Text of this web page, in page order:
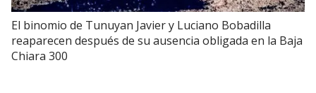
El binomio de Tunuyan Javier y Luciano Bobadilla
reaparecen después de su ausencia obligada en la Baja
Chiara 300